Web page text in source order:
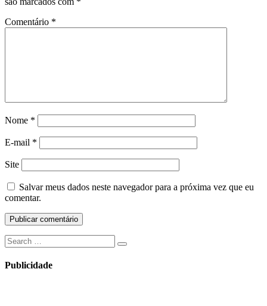
Comentário *
Nome *
E-mail *
Site
Salvar meus dados neste navegador para a próxima vez que eu
comentar.
Search
for:
Search
Publicidade